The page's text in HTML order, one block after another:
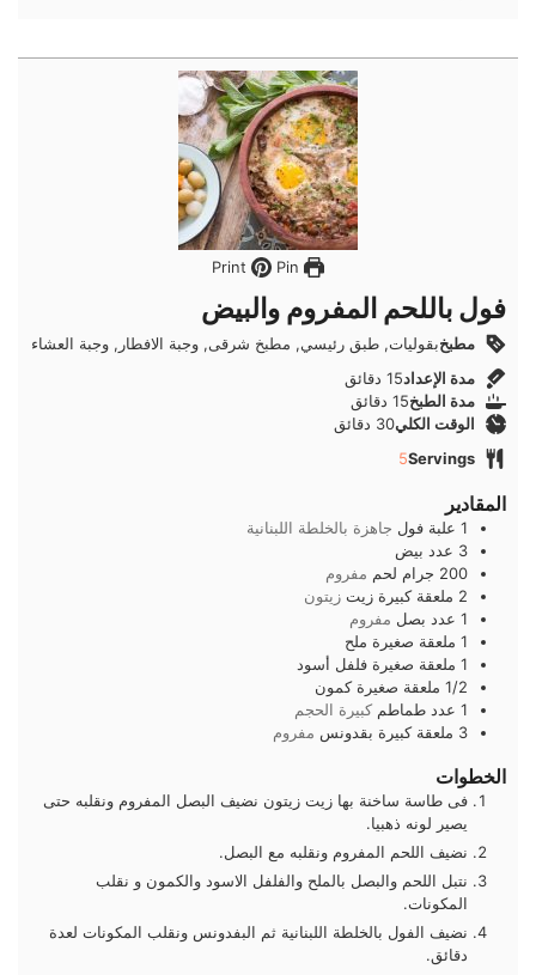
Pin
فول باللحم المفروم والبيض
مطبخبقوليات, طبق رئيسي, مطبخ شرقى, وجبة الافطار, وجبة العشاء
مدة الإعداد15دقائق
دقائق
مدة الطبخ15دقائق
دقائق
الوقت الكلي30 دقائق
دقائق
Servings
5
المقادير
1 علبة فول جاهزة بالخلطة اللبنانية
3 عدد بيض
200 جرام لحم مفروم
2 ملعقة كبيرة زيت زيتون
1 عدد بصل مفروم
1 ملعقة صغيرة ملح
1 ملعقة صغيرة فلفل أسود
1/2 ملعقة صغيرة كمون
1 عدد طماطم كبيرة الحجم
3 ملعقة كبيرة بقدونس مفروم
الخطوات
فى طاسة ساخنة بها زيت زيتون نضيف البصل المفروم ونقلبه حتى
يصير لونه ذهبيا.
نضيف اللحم المفروم ونقلبه مع البصل.
نتبل اللحم والبصل بالملح والفلفل الاسود والكمون و نقلب
المكونات.
نضيف الفول بالخلطة اللبنانية ثم البفدونس ونقلب المكونات لعدة
دقائق.